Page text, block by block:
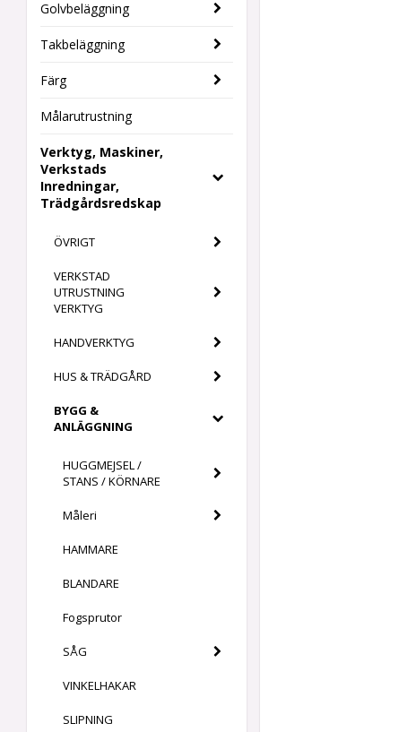
Golvbeläggning
Takbeläggning
Färg
Målarutrustning
Verktyg, Maskiner,
Verkstads
Inredningar,
Trädgårdsredskap
ÖVRIGT
VERKSTAD
UTRUSTNING
VERKTYG
HANDVERKTYG
HUS & TRÄDGÅRD
BYGG &
ANLÄGGNING
HUGGMEJSEL /
STANS / KÖRNARE
Måleri
HAMMARE
BLANDARE
Fogsprutor
SÅG
VINKELHAKAR
SLIPNING